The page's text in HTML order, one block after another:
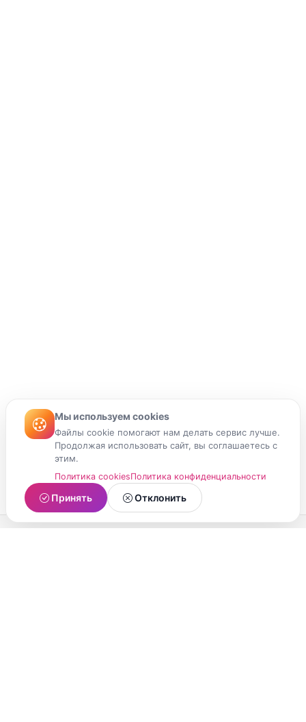
Мы используем cookies
Файлы cookie помогают нам делать сервис лучше.
Продолжая использовать сайт, вы соглашаетесь с
этим.
Политика cookiesПолитика конфиденциальности
Принять Отклонить